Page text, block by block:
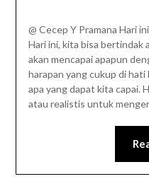
@ Cecep Y Pramana Hari
Hari ini, kita bisa bertindak
akan mencapai apapun
harapan yang cukup di
apa yang dapat kita capai.
atau realistis untuk